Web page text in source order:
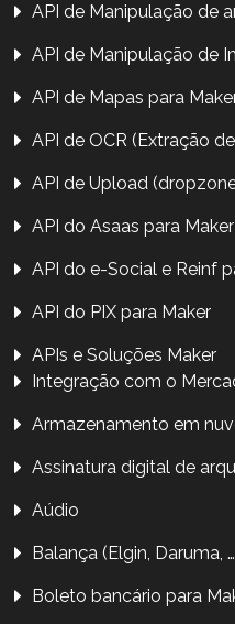
API de Manipulação de
API de Manipulação de
API de Mapas para
API de OCR (Extração
API de Upload
API do Asaas para Maker
API do e-Social e Reinf
API do PIX para Maker
APIs e Soluções Maker
Integração com o
Armazenamento em
Assinatura digital de
Aúdio
Balança (Elgin, Daruma,
Boleto bancário para